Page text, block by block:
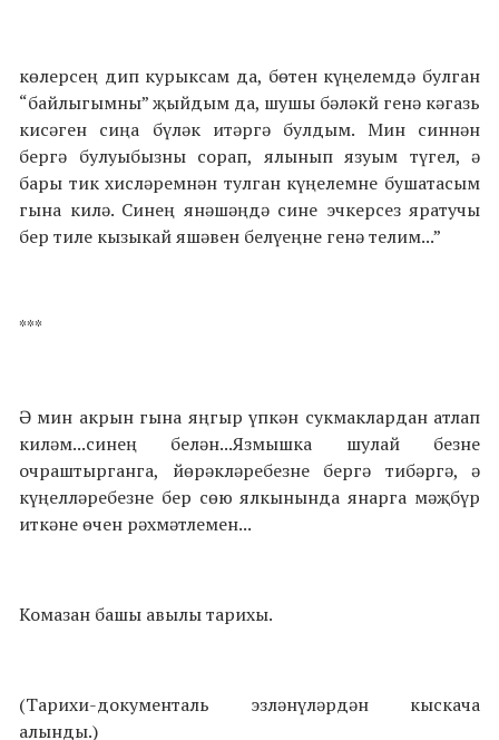
көлерсең дип курыксам да, бөтен күңелемдә булган
“байлыгымны” җыйдым да, шушы бәләкй генә кәгазь
кисәген сиңа бүләк итәргә булдым. Мин синнән
бергә булуыбызны сорап, ялынып язуым түгел, ә
бары тик хисләремнән тулган күңелемне бушатасым
гына килә. Синең янәшәңдә сине эчкерсез яратучы
бер тиле кызыкай яшәвен белүеңне генә телим...”
***
Ә мин акрын гына яңгыр үпкән сукмаклардан атлап
киләм...синең белән...Язмышка шулай безне
очраштырганга, йөрәкләребезне бергә тибәргә, ә
күңелләребезне бер сөю ялкынында янарга мәҗбүр
иткәне өчен рәхмәтлемен...
Комазан башы авылы тарихы.
(Тарихи-документаль эзләнүләрдән кыскача
алынды.)